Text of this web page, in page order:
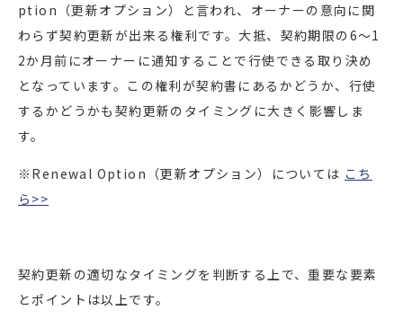
ption（更新オプション）と言われ、オーナーの意向に関
わらず契約更新が出来る権利です。大抵、契約期限の6～1
2か月前にオーナーに通知することで行使できる取り決め
となっています。この権利が契約書にあるかどうか、行使
するかどうかも契約更新のタイミングに大きく影響しま
す。
※Renewal Option（更新オプション）については こち
ら>>
契約更新の適切なタイミングを判断する上で、重要な要素
とポイントは以上です。